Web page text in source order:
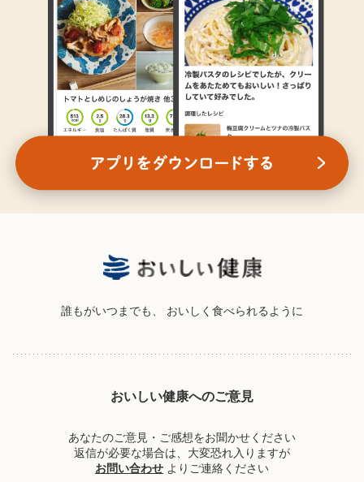
誰もがいつまでも、 おいしく食べられるように
おいしい健康へのご意見
あなたのご意見・ご感想をお聞かせください
返信が必要な場合は、大変恐れ入りますが
お問い合わせ よりご連絡ください